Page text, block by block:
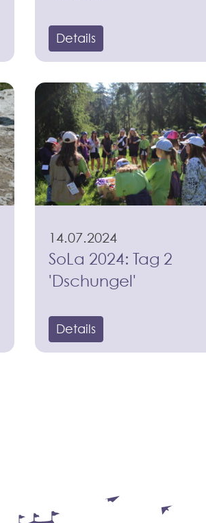
Details
14.07.2024
SoLa 2024: Tag 2
'Dschungel'
Details